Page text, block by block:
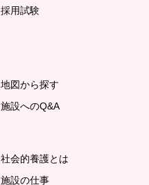
採用試験
地図から探す
施設へのQ&A
社会的養護とは
施設の仕事